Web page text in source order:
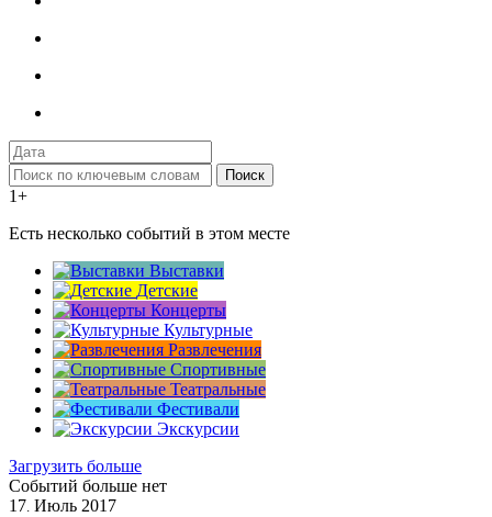
Поиск
1+
Есть несколько событий в этом месте
Выставки
Детские
Концерты
Культурные
Развлечения
Спортивные
Театральные
Фестивали
Экскурсии
Загрузить больше
Событий больше нет
17. Июль 2017